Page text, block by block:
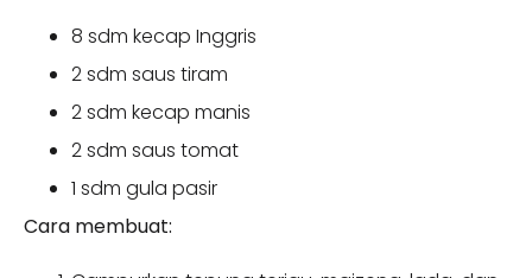
8 sdm kecap Inggris
2 sdm saus tiram
2 sdm kecap manis
2 sdm saus tomat
1 sdm gula pasir
Cara membuat: